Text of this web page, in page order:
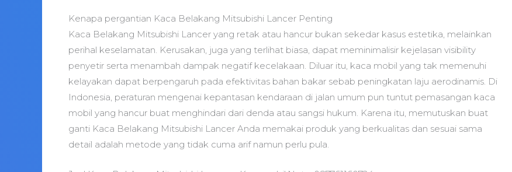
Kenapa pergantian Kaca Belakang Mitsubishi Lancer Penting
Kaca Belakang Mitsubishi Lancer yang retak atau hancur bukan sekedar kasus estetika, melainkan
perihal keselamatan. Kerusakan, juga yang terlihat biasa, dapat meminimalisir kejelasan visibility
penyetir serta menambah dampak negatif kecelakaan. Diluar itu, kaca mobil yang tak memenuhi
kelayakan dapat berpengaruh pada efektivitas bahan bakar sebab peningkatan laju aerodinamis. Di
Indonesia, peraturan mengenai kepantasan kendaraan di jalan umum pun tuntut pemasangan kaca
mobil yang hancur buat menghindari dari denda atau sangsi hukum. Karena itu, memutuskan buat
ganti Kaca Belakang Mitsubishi Lancer Anda memakai produk yang berkualitas dan sesuai sama
detail adalah metode yang tidak cuma arif namun perlu pula.